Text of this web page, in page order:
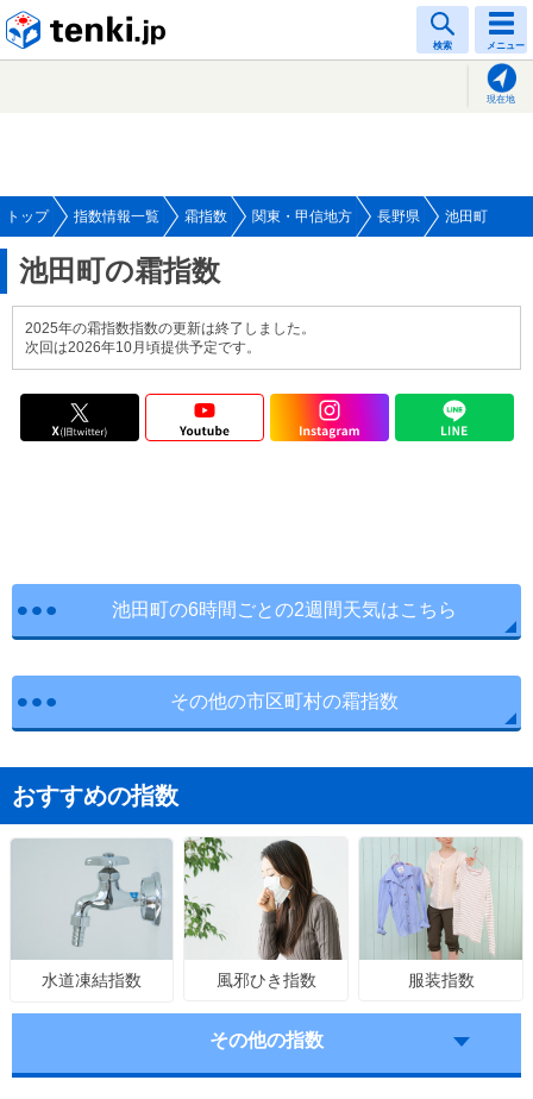
検索 メニュー
現在地
トップ 指数情報一覧 霜指数 関東・甲信地方 長野県 池田町
池田町の霜指数
2025年の霜指数指数の更新は終了しました。
次回は2026年10月頃提供予定です。
池田町の6時間ごとの2週間天気はこちら
その他の市区町村の霜指数
おすすめの指数
水道凍結指数 風邪ひき指数 服装指数
その他の指数